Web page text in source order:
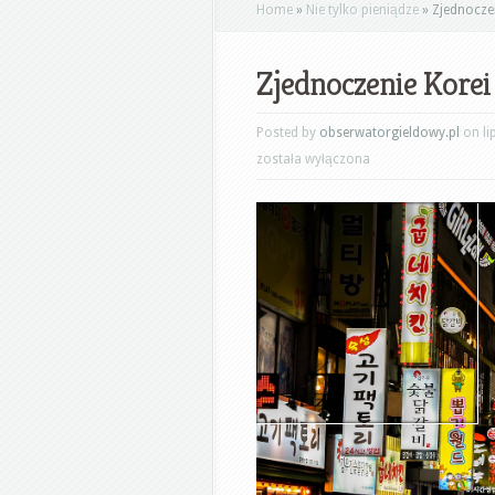
Home » Nie tylko pieniądze »
Zjednoczenie
Posted by obserwatorgieldowy.pl on
została wyłączona